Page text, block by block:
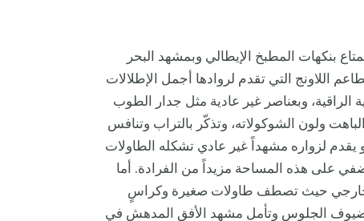
بنكهات المطبخ الإيطالي وبمشهد البحر
اللاونج التي تقدم لروادها أجمل الإطلالات
الراقية، وبعناصر غير عادية مثل جدار الطوب
ولون الشوكولاته، وتذكّر بالتراب وتنافس
يقدم لزواره مشهداً غير عادي تشكله الطاولات
على هذه المساحة مزيداً من الفرادة. أما
الخارجي حيث تصطف طاولات صغيرة وكراسٍ
الجلوس وتأمل مشهد الأفق المدهش في